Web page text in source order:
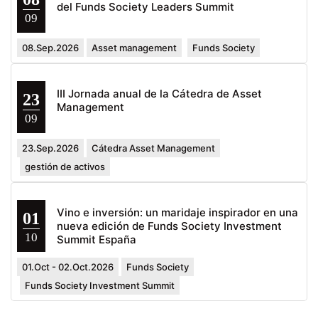
09
del Funds Society Leaders Summit
08.Sep.2026 Asset management Funds Society
23
09
III Jornada anual de la Cátedra de Asset
Management
23.Sep.2026
Cátedra Asset Management
gestión de activos
01
10
Vino e inversión: un maridaje inspirador en una
nueva edición de Funds Society Investment
Summit España
01.Oct - 02.Oct.2026
Funds Society
Funds Society Investment Summit